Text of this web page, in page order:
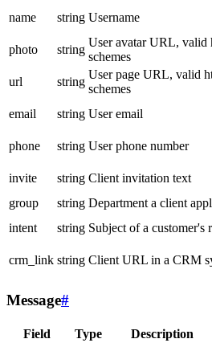
name string Username
photo
string
User avatar URL, valid
schemes
url
string
User page URL, valid
schemes
email
string User email
phone
string User phone number
invite
string Client invitation text
group
string Department a client
intent
string Subject of a customer's
crm_link string Client URL in a CRM
Message#
Field Type Description